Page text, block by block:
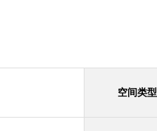
空间类型